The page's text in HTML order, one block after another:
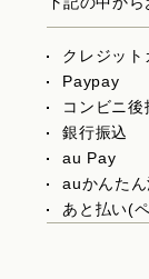
クレジット
Paypay
コンビニ後
銀行振込
au Pay
auかんた
あと払い(